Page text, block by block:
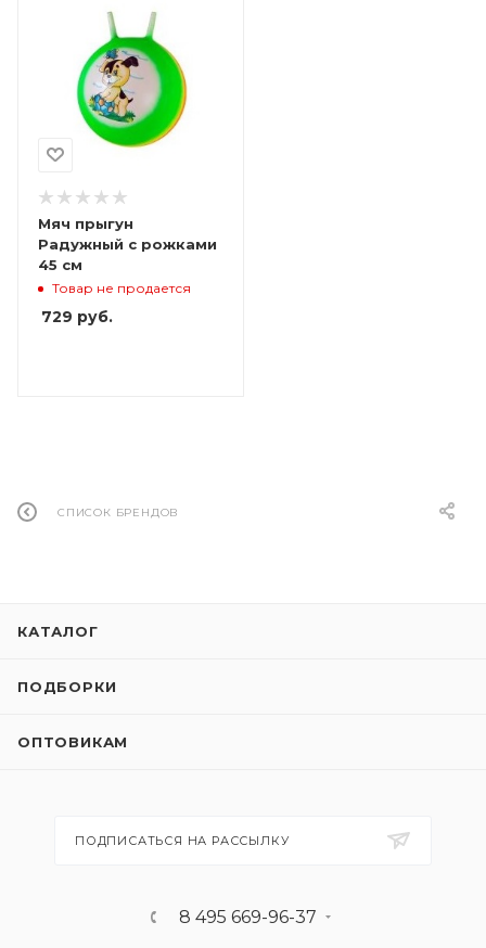
Мяч прыгун
Радужный с рожками
45 см
Товар не продается
729 руб.
СПИСОК БРЕНДОВ
КАТАЛОГ
ПОДБОРКИ
ОПТОВИКАМ
ПОДПИСАТЬСЯ НА РАССЫЛКУ
8 495 669-96-37